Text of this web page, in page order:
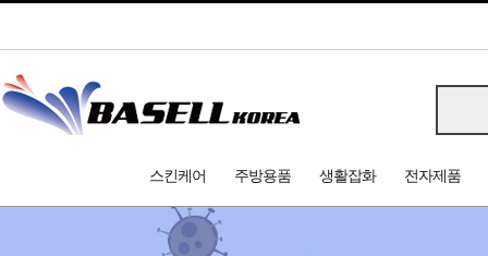
스킨케어 주방용품 생활잡화 전자제품